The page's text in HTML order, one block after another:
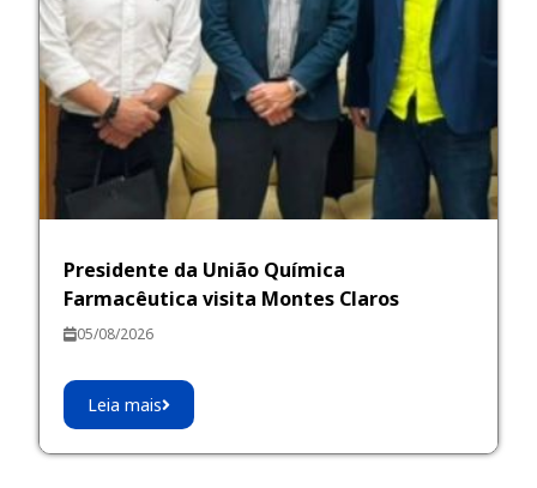
Presidente da União Química
Farmacêutica visita Montes Claros
05/08/2026
Leia mais